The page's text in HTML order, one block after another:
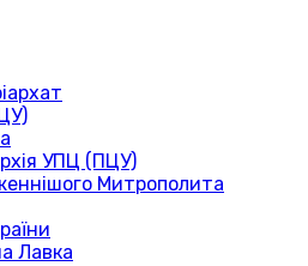
УПЦ (ПЦУ)
Митрополита
Лавка